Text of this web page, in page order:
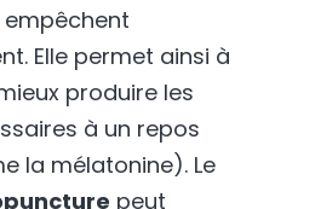
Elle permet ainsi à
produire les
à un repos
la mélatonine). Le
peut